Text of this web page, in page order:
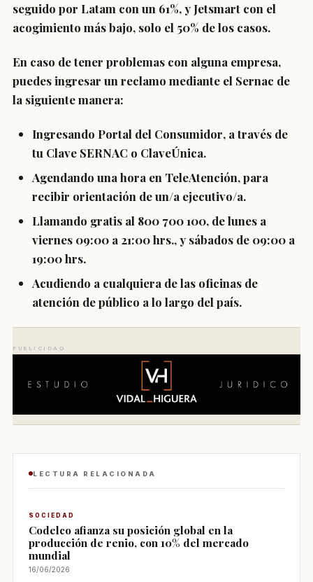
seguido por Latam con un 61%, y Jetsmart con el
acogimiento más bajo, solo el 50% de los casos.
En caso de tener problemas con alguna empresa,
puedesingresar un reclamo mediante el Sernac de
la siguiente manera:
Ingresando Portal del Consumidor, a través de
tu Clave SERNAC o ClaveÚnica.
Agendando una hora en TeleAtención, para
recibir orientación de un/a ejecutivo/a.
Llamando gratis al 800 700 100, de lunes a
viernes 09:00 a 21:00 hrs., y sábados de 09:00 a
19:00 hrs.
Acudiendo a cualquiera de las oficinas de
atención de público a lo largo del país.
PUBLICIDAD
LECTURA RELACIONADA
SOCIEDAD
Codelco afianza su posición global en la
producción de renio, con 10% del mercado
mundial
16/06/2026